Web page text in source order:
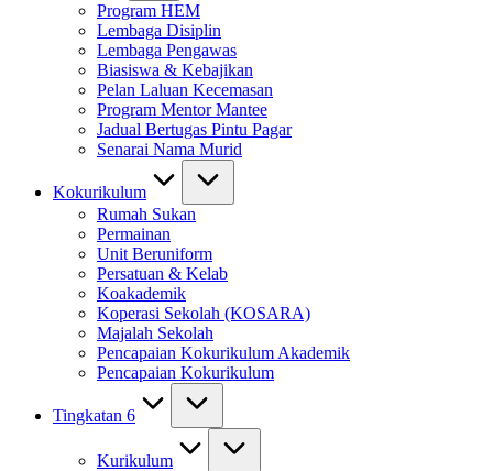
Program HEM
Lembaga Disiplin
Lembaga Pengawas
Biasiswa & Kebajikan
Pelan Laluan Kecemasan
Program Mentor Mantee
Jadual Bertugas Pintu Pagar
Senarai Nama Murid
Kokurikulum
Rumah Sukan
Permainan
Unit Beruniform
Persatuan & Kelab
Koakademik
Koperasi Sekolah (KOSARA)
Majalah Sekolah
Pencapaian Kokurikulum Akademik
Pencapaian Kokurikulum
Tingkatan 6
Kurikulum